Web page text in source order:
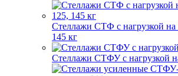
Стеллажи СТФ с нагрузкой на
145 кг
Стеллажи СТФУ с нагрузкой